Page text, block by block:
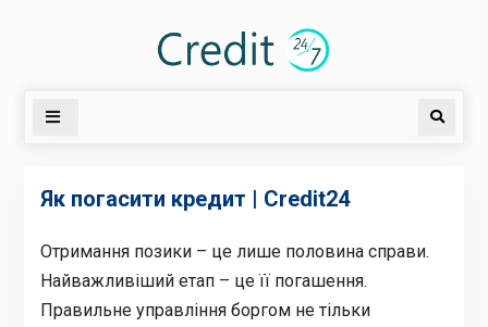
Search
Як погасити кредит | Credit24
Отримання позики – це лише половина справи.
Найважливіший етап – це її погашення.
Правильне управління боргом не тільки